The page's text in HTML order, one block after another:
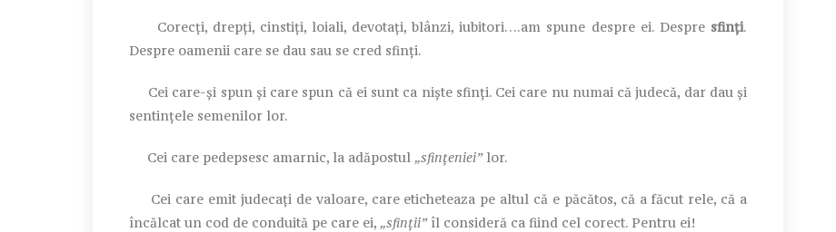
Corecți, drepți, cinstiți, loiali, devotați, blânzi, iubitori….am spune despre ei. Despre sfinți.
Despre oamenii care se dau sau se cred sfinți.
Cei care-și spun și care spun că ei sunt ca niște sfinți. Cei care nu numai că judecă, dar dau și
sentințele semenilor lor.
Cei care pedepsesc amarnic, la adăpostul „sfințeniei”lor.
Cei care emit judecați de valoare, care eticheteaza pe altul că e păcătos, că a făcut rele, că a
încălcat un cod de conduită pe care ei, „sfinții”îl consideră ca fiind cel corect. Pentru ei!